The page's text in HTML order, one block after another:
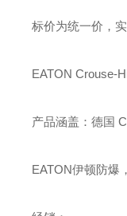
标价为统一价，
EATON Crouse-
产品涵盖：德国
EATON伊顿防爆